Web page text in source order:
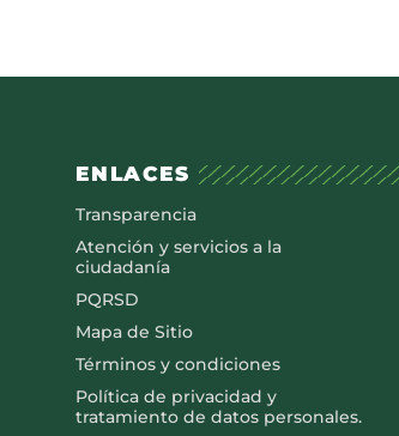
ENLACES
Transparencia
Atención y servicios a la
ciudadanía
PQRSD
Mapa de Sitio
Términos y condiciones
Política de privacidad y
tratamiento de datos personales.